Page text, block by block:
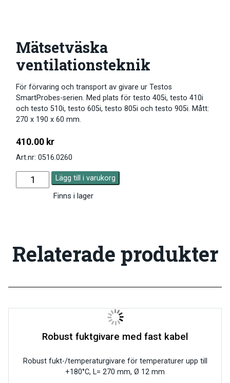
Mätsetväska
ventilationsteknik
För förvaring och transport av givare ur Testos
SmartProbes-serien. Med plats för testo 405i, testo 410i
och testo 510i, testo 605i, testo 805i och testo 905i. Mått:
270 x 190 x 60 mm.
410.00 kr
Art.nr: 0516.0260
Lägg till i varukorg
Finns i lager
Relaterade produkter
Robust fuktgivare med fast kabel
Robust fukt-/temperaturgivare för temperaturer upp till
+180°C, L= 270 mm, Ø 12 mm